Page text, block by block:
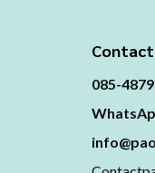
085-